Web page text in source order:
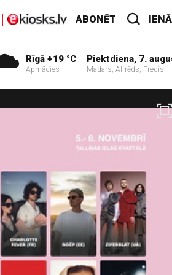
ABONĒT
Rīgā +19 °C
Apmācies
Piektdiena, 7.
Madars, Alfrēds, Fredis